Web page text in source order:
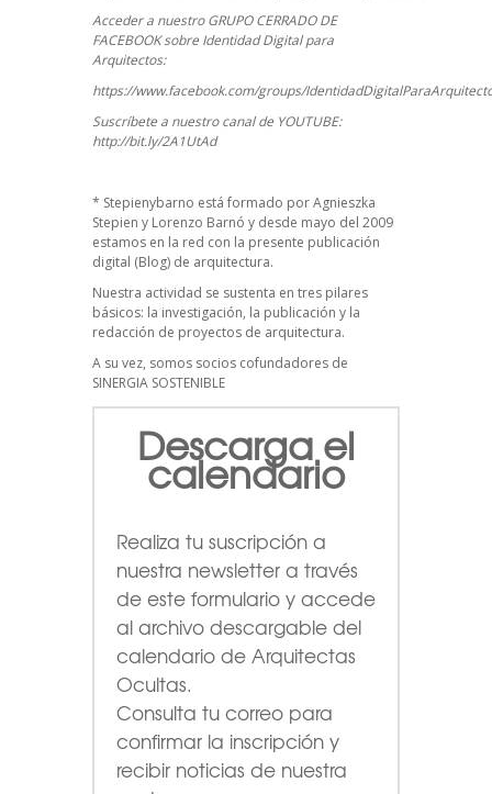
Acceder a nuestro GRUPO CERRADO DE
FACEBOOK sobre Identidad Digital para
Arquitectos:
https://www.facebook.com/groups/
Suscríbete a nuestro canal de YOUTUBE:
http://bit.ly/2A1UtAd
* Stepienybarno está formado por Agnieszka
Stepien y Lorenzo Barnó y desde mayo del 2009
estamos en la red con la presente publicación
digital (Blog) de arquitectura.
Nuestra actividad se sustenta en tres pilares
básicos: la investigación, la publicación y la
redacción de proyectos de arquitectura.
A su vez, somos socios cofundadores de
SINERGIA SOSTENIBLE
Descarga el
calendario
Realiza tu suscripción a
nuestra newsletter a través
de este formulario y accede
al archivo descargable del
calendario de Arquitectas
Ocultas.
Consulta tu correo para
confirmar la inscripción y
recibir noticias de nuestra